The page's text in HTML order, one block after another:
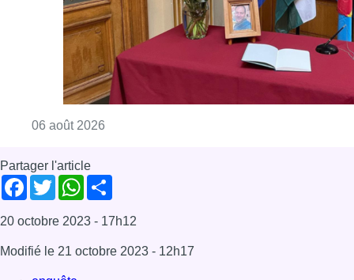
20 octobre 2023- 17h12
21 octobre 2023- 12h17
Police
Attentat à Bruxelles
News
Offres d’emploi